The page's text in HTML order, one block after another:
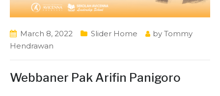
March 8, 2022 Slider Home by Tommy
Hendrawan
Webbaner Pak Arifin Panigoro